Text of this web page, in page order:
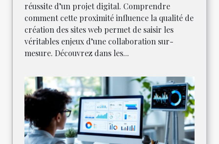
réussite d’un projet digital. Comprendre
comment cette proximité influence la qualité de
création des sites web permet de saisir les
véritables enjeux d’une collaboration sur-
mesure. Découvrez dans les...